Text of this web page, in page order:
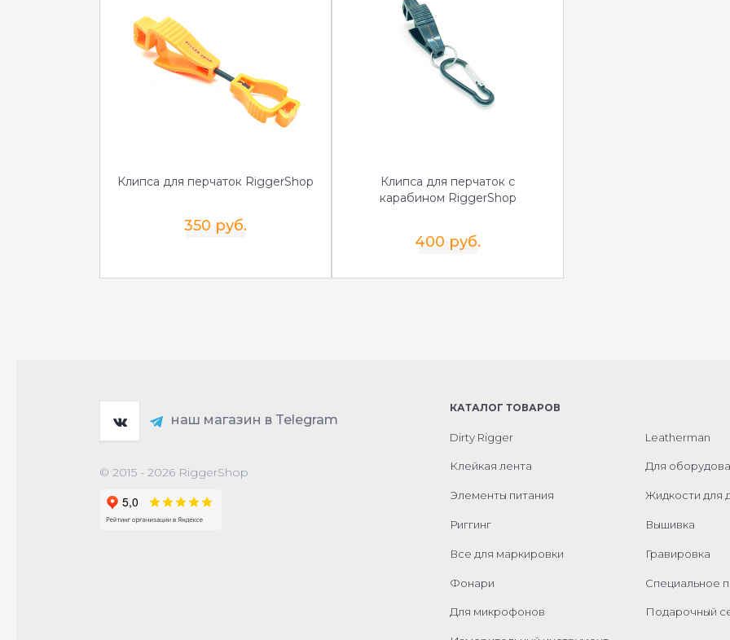
Клипса для перчаток RiggerShop
350 руб.
Клипса для перчаток с
карабином RiggerShop
400 руб.
наш магазин в Telegram
© 2015 - 2026 RiggerShop
КАТАЛОГ ТОВАРОВ
Dirty Rigger
Клейкая лента
Элементы питания
Риггинг
Все для маркировки
Фонари
Для микрофонов
Leatherman
Для
Жидкости для
Вышивка
Гравировка
Специальное
Подарочный